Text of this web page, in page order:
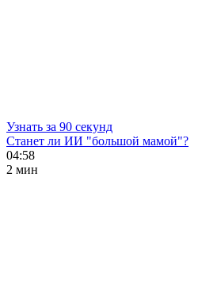
Узнать за 90 секунд
Станет ли ИИ "большой мамой"?
04:58
2 мин